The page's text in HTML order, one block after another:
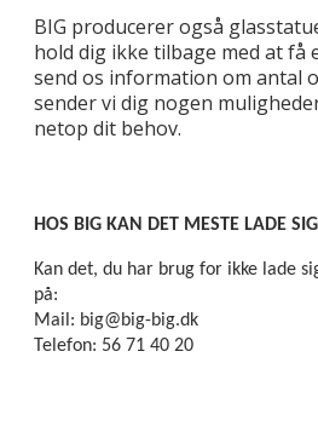
BIG producerer også
hold dig ikke tilbage med at få
send os information om antal
sender vi dig nogen
netop dit behov.
HOS BIG KAN DET MESTE LADE
Kan det, du har brug for ikke lade
på:
Mail: big@big-big.dk
Telefon: 56 71 40 20